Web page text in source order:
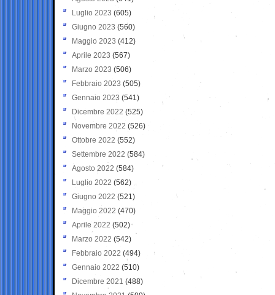
Luglio 2023 (605)
Giugno 2023 (560)
Maggio 2023 (412)
Aprile 2023 (567)
Marzo 2023 (506)
Febbraio 2023 (505)
Gennaio 2023 (541)
Dicembre 2022 (525)
Novembre 2022 (526)
Ottobre 2022 (552)
Settembre 2022 (584)
Agosto 2022 (584)
Luglio 2022 (562)
Giugno 2022 (521)
Maggio 2022 (470)
Aprile 2022 (502)
Marzo 2022 (542)
Febbraio 2022 (494)
Gennaio 2022 (510)
Dicembre 2021 (488)